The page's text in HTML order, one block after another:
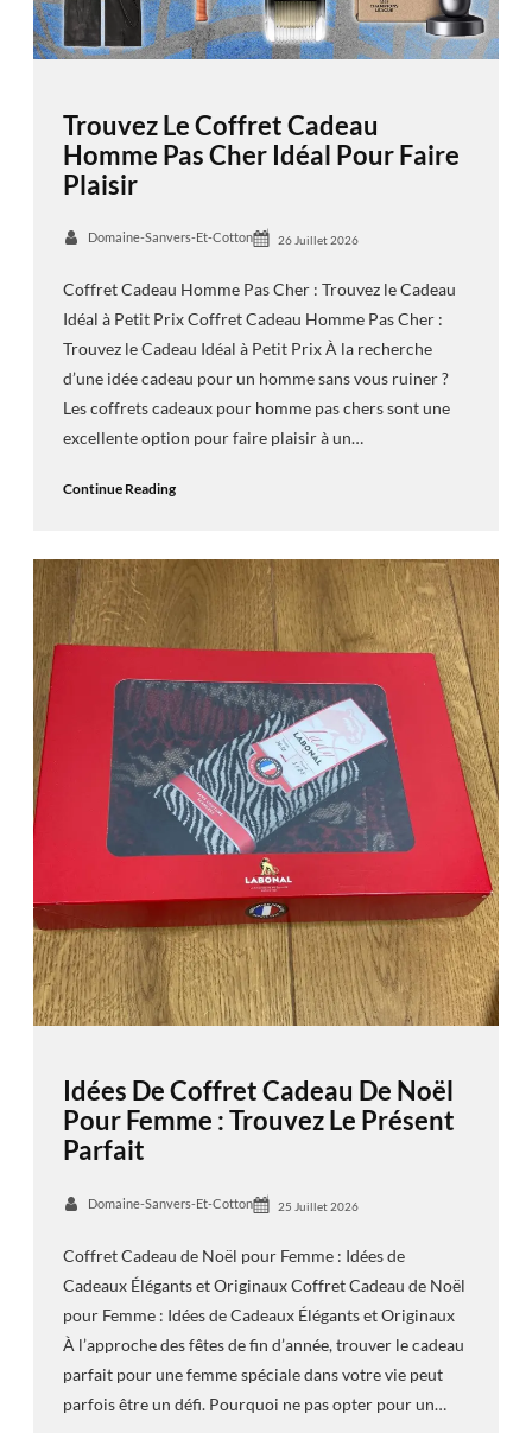
Trouvez Le Coffret Cadeau
Homme Pas Cher Idéal Pour Faire
Plaisir
Domaine-Sanvers-Et-Cotton 26 Juillet 2026
Coffret Cadeau Homme Pas Cher : Trouvez le Cadeau
Idéal à Petit Prix Coffret Cadeau Homme Pas Cher :
Trouvez le Cadeau Idéal à Petit Prix À la recherche
d’une idée cadeau pour un homme sans vous ruiner ?
Les coffrets cadeaux pour homme pas chers sont une
excellente option pour faire plaisir à un…
Continue Reading
Idées De Coffret Cadeau De Noël
Pour Femme : Trouvez Le Présent
Parfait
Domaine-Sanvers-Et-Cotton 25 Juillet 2026
Coffret Cadeau de Noël pour Femme : Idées de
Cadeaux Élégants et Originaux Coffret Cadeau de Noël
pour Femme : Idées de Cadeaux Élégants et Originaux
À l’approche des fêtes de fin d’année, trouver le cadeau
parfait pour une femme spéciale dans votre vie peut
parfois être un défi. Pourquoi ne pas opter pour un…